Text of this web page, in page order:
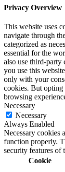
Privacy Overview
This website uses
navigate through
categorized as
essential for the
also use third-party
you use this
only with your
cookies. But opting
browsing
Necessary
Necessary
Always Enabled
Necessary cookies
function properly.
security features of
Cookie